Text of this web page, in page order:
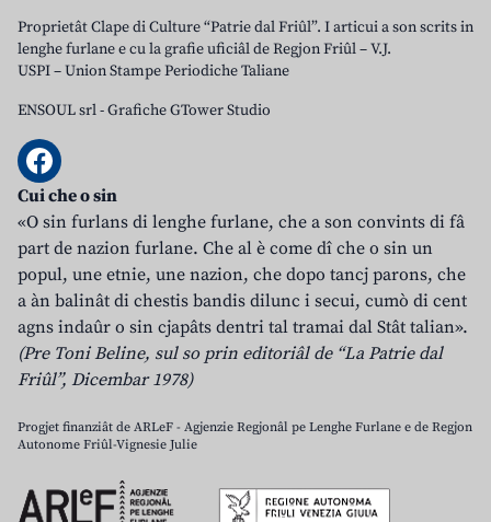
Proprietât Clape di Culture “Patrie dal Friûl”. I articui a son scrits in
lenghe furlane e cu la grafie uficiâl de Regjon Friûl – V.J.
USPI – Union Stampe Periodiche Taliane
ENSOUL srl-Grafiche GTower Studio
Cui che o sin
«O sin furlans di lenghe furlane, che a son convints di fâ
part de nazion furlane. Che al è come dî che o sin un
popul, une etnie, une nazion, che dopo tancj parons, che
a àn balinât di chestis bandis dilunc i secui, cumò di cent
agns indaûr o sin cjapâts dentri tal tramai dal Stât talian».
(Pre Toni Beline, sul so prin editoriâl de “La Patrie dal
Friûl”, Dicembar 1978)
Progjet finanziât de ARLeF - Agjenzie Regjonâl pe Lenghe Furlane e de Regjon
Autonome Friûl-Vignesie Julie